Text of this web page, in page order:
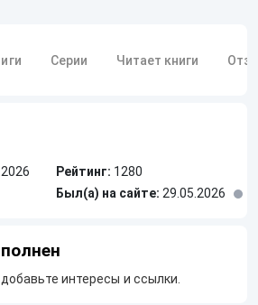
Серии Читает книги
Рейтинг: 1280
Был(а) на сайте: 29.05.2026
интересы и ссылки.